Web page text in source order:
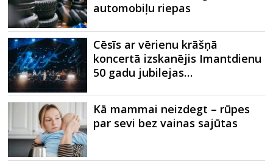
automobiļu riepas
Cēsīs ar vērienu krāšņā
koncertā izskanējis Imantdienu
50 gadu jubilejas…
Kā mammai neizdegt – rūpes
par sevi bez vainas sajūtas